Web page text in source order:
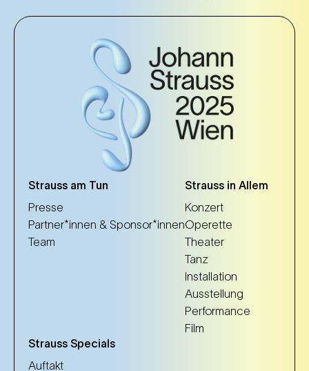
Strauss am Tun
Presse
Partner*innen & Sponsor*innen
Team
Strauss in Allem
Konzert
Operette
Theater
Tanz
Installation
Ausstellung
Performance
Film
Strauss Specials
Auftakt